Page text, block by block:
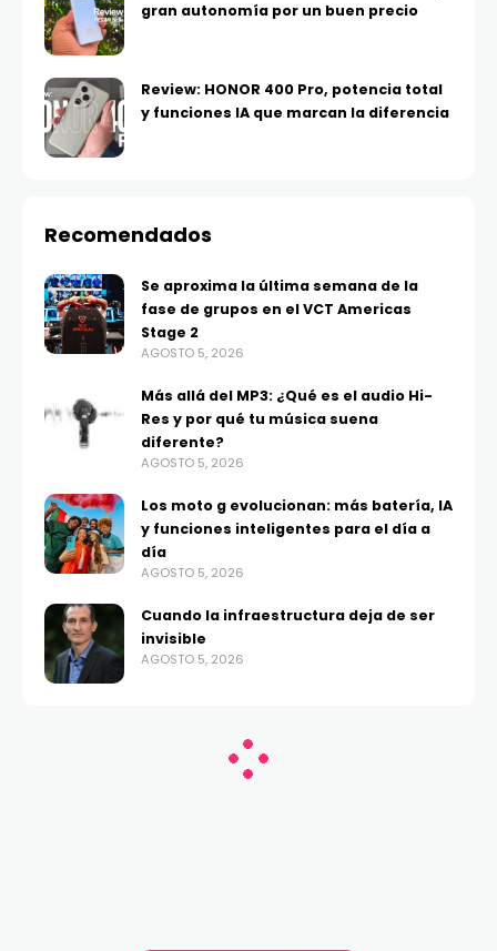
gran autonomía por un buen precio
Review: HONOR 400 Pro, potencia total
y funciones IA que marcan la diferencia
Recomendados
Se aproxima la última semana de la
fase de grupos en el VCT Americas
Stage 2
AGOSTO 5, 2026
Más allá del MP3: ¿Qué es el audio Hi-
Res y por qué tu música suena
diferente?
AGOSTO 5, 2026
Los moto g evolucionan: más batería, IA
y funciones inteligentes para el día a
día
AGOSTO 5, 2026
Cuando la infraestructura deja de ser
invisible
AGOSTO 5, 2026